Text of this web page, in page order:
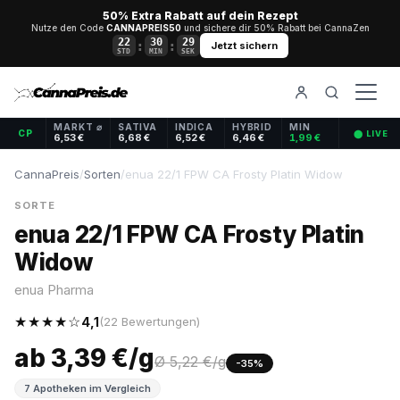
50% Extra Rabatt auf dein Rezept
Nutze den Code CANNAPREIS50und sichere dir 50% Rabatt bei CannaZen
22
STD : 30
MIN : 29
SEK Jetzt sichern
CP
MARKT ⌀
6,53 €
SATIVA
6,68 €
INDICA
6,52 €
HYBRID
6,46 €
MIN
1,99 € ⬤ LIVE
CannaPreis/Sorten/enua 22/1 FPW CA Frosty Platin Widow
SORTE
enua 22/1 FPW CA Frosty Platin
Widow
enua Pharma
★★★★☆4,1(22 Bewertungen)
ab 3,39 €/gØ 5,22 €/g
-35%
7 Apotheken im Vergleich